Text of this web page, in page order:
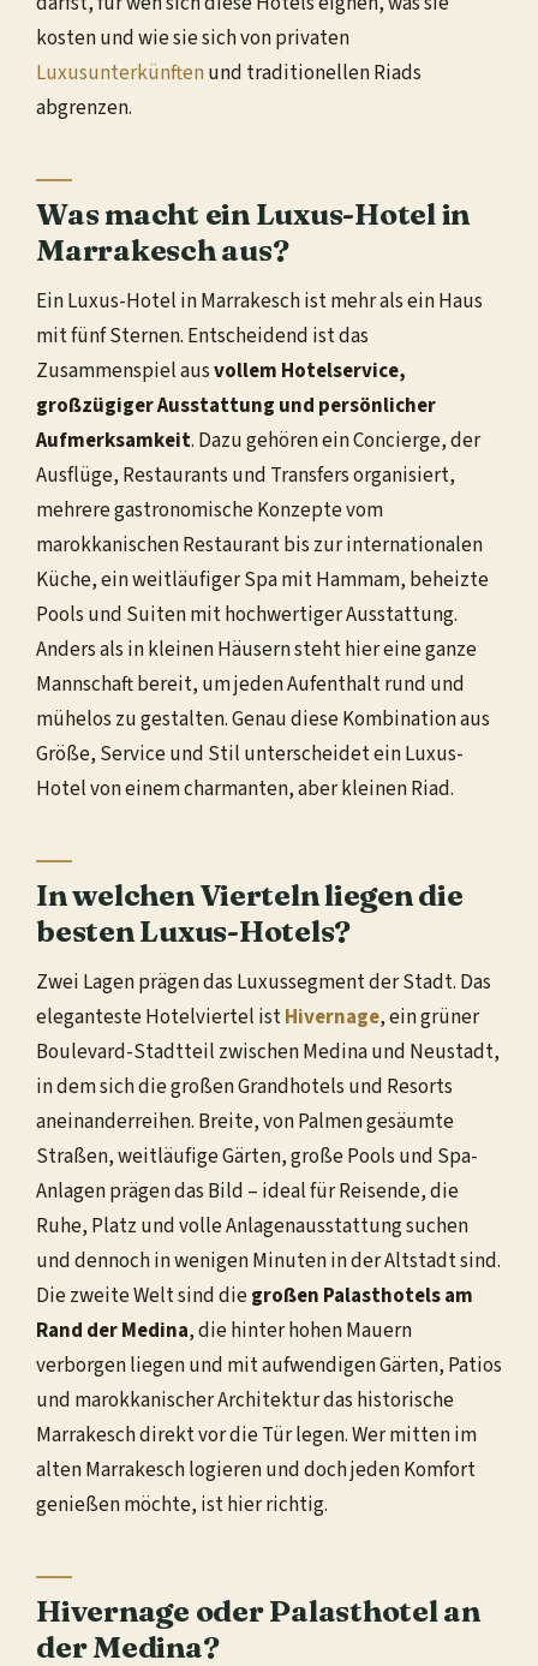
kosten und wie sie sich von privaten
Luxusunterkünften und traditionellen Riads
abgrenzen.
Was macht ein Luxus-Hotel in
Marrakesch aus?
Ein Luxus-Hotel in Marrakesch ist mehr als ein Haus
mit fünf Sternen. Entscheidend ist das
Zusammenspiel ausvollem Hotelservice,
großzügiger Ausstattung und persönlicher
Aufmerksamkeit. Dazu gehören ein Concierge, der
Ausflüge, Restaurants und Transfers organisiert,
mehrere gastronomische Konzepte vom
marokkanischen Restaurant bis zur internationalen
Küche, ein weitläufiger Spa mit Hammam, beheizte
Pools und Suiten mit hochwertiger Ausstattung.
Anders als in kleinen Häusern steht hier eine ganze
Mannschaft bereit, um jeden Aufenthalt rund und
mühelos zu gestalten. Genau diese Kombination aus
Größe, Service und Stil unterscheidet ein Luxus-
Hotel von einem charmanten, aber kleinen Riad.
In welchen Vierteln liegen die
besten Luxus-Hotels?
Zwei Lagen prägen das Luxussegment der Stadt. Das
eleganteste Hotelviertel istHivernage, ein grüner
Boulevard-Stadtteil zwischen Medina und Neustadt,
in dem sich die großen Grandhotels und Resorts
aneinanderreihen. Breite, von Palmen gesäumte
Straßen, weitläufige Gärten, große Pools und Spa-
Anlagen prägen das Bild – ideal für Reisende, die
Ruhe, Platz und volle Anlagenausstattung suchen
und dennoch in wenigen Minuten in der Altstadt sind.
Die zweite Welt sind diegroßen Palasthotels am
Rand der Medina, die hinter hohen Mauern
verborgen liegen und mit aufwendigen Gärten, Patios
und marokkanischer Architektur das historische
Marrakesch direkt vor die Tür legen. Wer mitten im
alten Marrakesch logieren und doch jeden Komfort
genießen möchte, ist hier richtig.
Hivernage oder Palasthotel an
der Medina?